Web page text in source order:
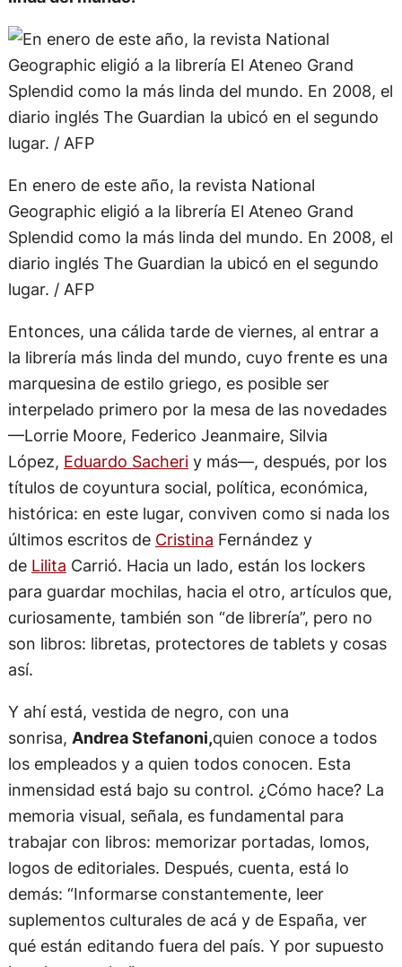
Geographic en enero de este año
linda del mundo.
En enero de este año, la revista National
Geographic eligió a la librería El Ateneo Grand
Splendid como la más linda del mundo. En 2008, el
diario inglés The Guardian la ubicó en el segundo
lugar. / AFP
Entonces, una cálida tarde de viernes, al entrar a
la librería más linda del mundo, cuyo frente es una
marquesina de estilo griego, es posible ser
interpelado primero por la mesa de las novedades
—Lorrie Moore, Federico Jeanmaire, Silvia
López,Eduardo Sacheriy más—, después, por los
títulos de coyuntura social, política, económica,
histórica: en este lugar, conviven como si nada los
últimos escritos deCristinaFernández y
de LilitaCarrió. Hacia un lado, están los lockers
para guardar mochilas, hacia el otro, artículos que,
curiosamente, también son “de librería”, pero no
son libros: libretas, protectores de tablets y cosas
así.
Y ahí está, vestida de negro, con una
sonrisa,Andrea Stefanoni,quien conoce a todos
los empleados y a quien todos conocen. Esta
inmensidad está bajo su control. ¿Cómo hace? La
memoria visual, señala, es fundamental para
trabajar con libros: memorizar portadas, lomos,
logos de editoriales. Después, cuenta, está lo
demás: “Informarse constantemente, leer
suplementos culturales de acá y de España, ver